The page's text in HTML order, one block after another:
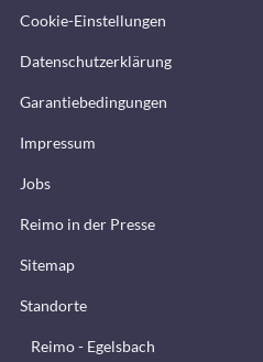
Cookie-Einstellungen
Datenschutzerklärung
Garantiebedingungen
Impressum
Jobs
Reimo in der Presse
Sitemap
Standorte
Reimo - Egelsbach